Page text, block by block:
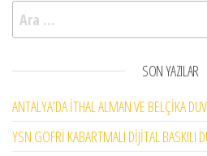
Arama:
SON YAZILAR
ANTALYA’DA İTHAL ALMAN VE BELÇİKA
YSN GOFRİ KABARTMALI DİJİTAL BASKILI